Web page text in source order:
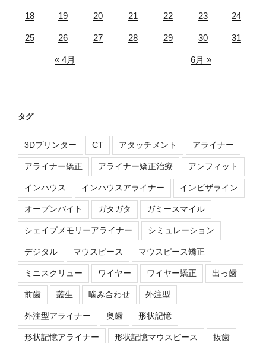
« 4月 6月 »
18 19 20 21 22 23 24
25 26 27 28 29 30 31
タグ
3Dプリンター CT アタッチメント アライナー
アライナー矯正 アライナー矯正治療 アンフィット
インハウス インハウスアライナー インビザライン
オープンバイト ガタガタ ガミースマイル
シェイプメモリーアライナー シミュレーション
デジタル マウスピース マウスピース矯正
ミニスクリュー ワイヤー ワイヤー矯正 出っ歯
前歯 叢生 噛み合わせ 外注型
外注型アライナー 奥歯 形状記憶
形状記憶アライナー 形状記憶マウスピース 抜歯